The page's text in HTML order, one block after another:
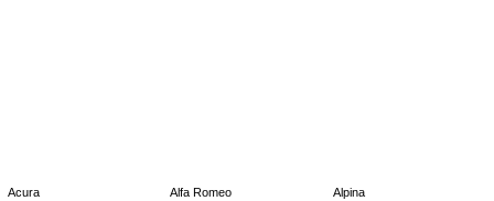
Acura Alfa Romeo Alpina